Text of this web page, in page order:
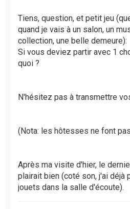
s
a
g
e
n
o
u
Tiens, question, et petit jeu
quand je vais à un salon, un
collection, une belle demeure):
Si vous deviez partir avec 1
quoi ?
N'hésitez pas à transmettre
(Nota: les hôtesses ne font
Après ma visite d'hier, le
plairait bien (coté son, j'ai déjà
jouets dans la salle d'écoute).